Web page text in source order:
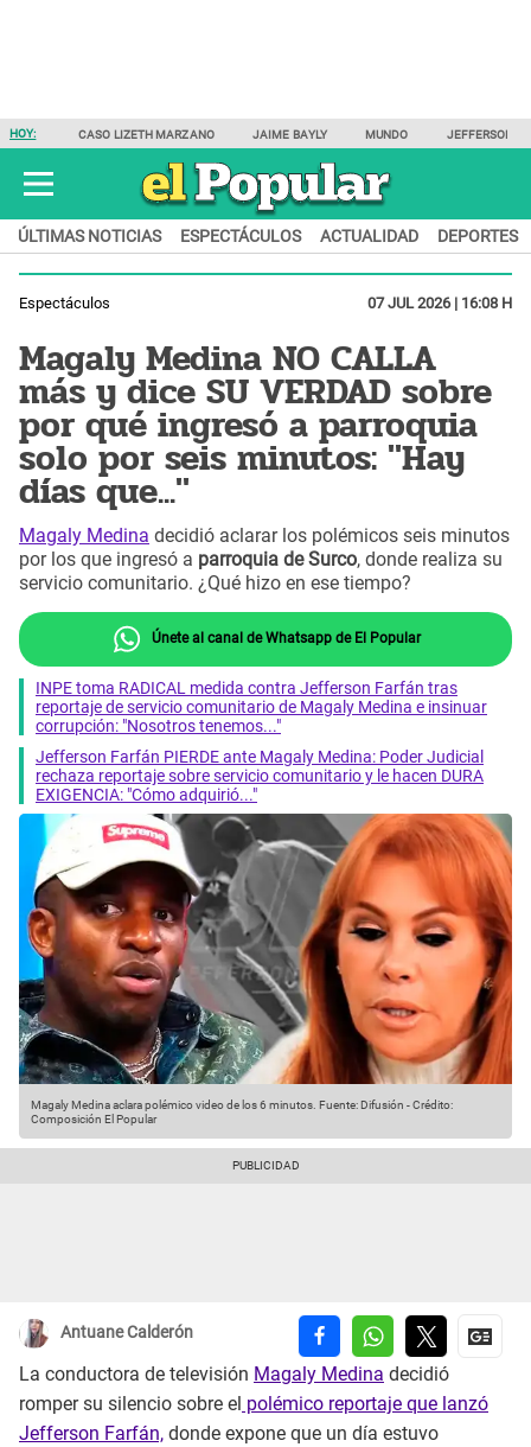
HOY: CASO LIZETH MARZANO JAIME BAYLY MUNDO JEFFERSON
ÚLTIMAS NOTICIAS ESPECTÁCULOS ACTUALIDAD DEPORTES
Espectáculos 07 JUL 2026 | 16:08 H
Magaly Medina NO CALLA
más y dice SU VERDAD sobre
por qué ingresó a parroquia
solo por seis minutos: "Hay
días que..."
Magaly Medina decidió aclarar los polémicos seis minutos
por los que ingresó a parroquia de Surco, donde realiza su
servicio comunitario. ¿Qué hizo en ese tiempo?
Únete al canal de Whatsapp de El Popular
INPE toma RADICAL medida contra Jefferson Farfán tras
reportaje de servicio comunitario de Magaly Medina e insinuar
corrupción: "Nosotros tenemos..."
Jefferson Farfán PIERDE ante Magaly Medina: Poder Judicial
rechaza reportaje sobre servicio comunitario y le hacen DURA
EXIGENCIA: "Cómo adquirió..."
Magaly Medina aclara polémico video de los 6 minutos. Fuente: Difusión -Crédito:
Composición El Popular
Antuane Calderón
La conductora de televisión Magaly Medina decidió
romper su silencio sobre el polémico reportaje que lanzó
Jefferson Farfán, donde expone que un día estuvo